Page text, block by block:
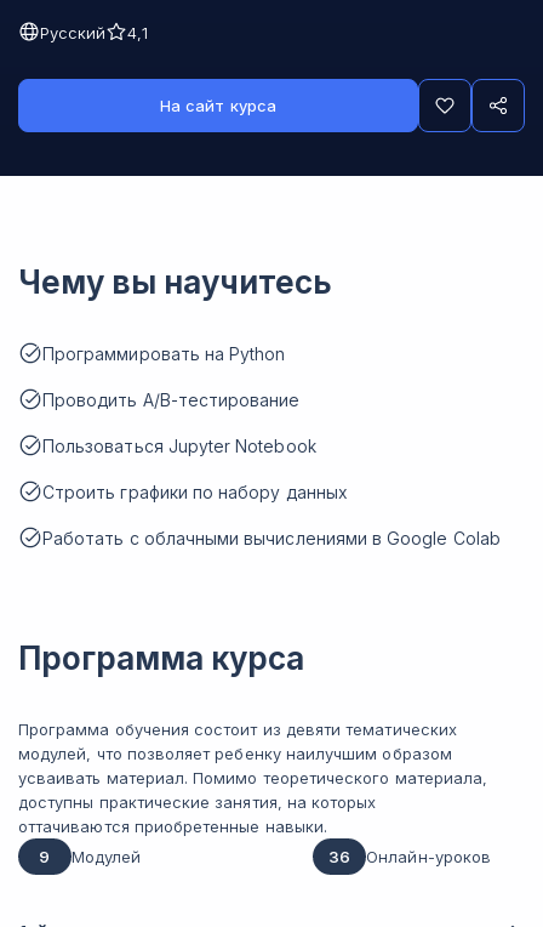
Русский 4,1
На сайт курса
Чему вы научитесь
Программировать на Python
Проводить A/B-тестирование
Пользоваться Jupyter Notebook
Строить графики по набору данных
Работать с облачными вычислениями в Google Colab
Программа курса
Программа обучения состоит из девяти тематических
модулей, что позволяет ребенку наилучшим образом
усваивать материал. Помимо теоретического материала,
доступны практические занятия, на которых
оттачиваются приобретенные навыки.
9
Модулей 36 Онлайн-уроков